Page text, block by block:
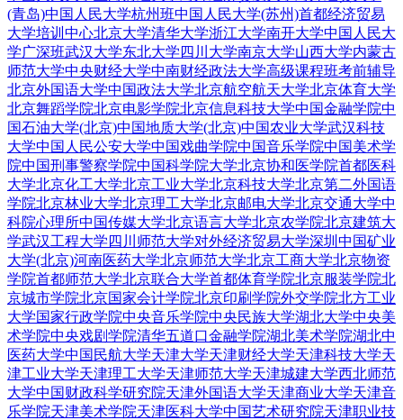
(青岛)中国人民大学杭州班中国人民大学(苏州)首都经济贸易
大学培训中心北京大学清华大学浙江大学南开大学中国人民大
学广深班武汉大学东北大学 四川大学南京大学山西大学内蒙古
师范大学中央财经大学中南财经政法大学高级课程班考前辅导
北京外国语大学中国政法大学北京航空航天大学北京体育大学
北京舞蹈学院北京电影学院北京信息科技大学中国金融学院中
国石油大学(北京)中国地质大学(北京)中国农业大学武汉科技
大学中国人民公安大学中国戏曲学院中国音乐学院中国美术学
院中国刑事警察学院中国科学院大学北京协和医学院首都医科
大学北京化工大学北京工业大学北京科技大学北京第二外国语
学院北京林业大学北京理工大学北京邮电大学北京交通大学中
科院心理所中国传媒大学北京语言大学北京农学院北京建筑大
学武汉工程大学 四川师范大学对外经济贸易大学深圳 中国矿业
大学(北京)河南医药大学北京师范大学北京工商大学北京物资
学院首都师范大学北京联合大学首都体育学院北京服装学院北
京城市学院北京国家会计学院北京印刷学院外交学院北方工业
大学国家行政学院中央音乐学院中央民族大学湖北大学中央美
术学院中央戏剧学院清华五道口金融学院湖北美术学院湖北中
医药大学中国民航大学天津大学天津财经大学天津科技大学天
津工业大学天津理工大学天津师范大学天津城建大学西北师范
大学中国财政科学研究院天津外国语大学天津商业大学天津音
乐学院天津美术学院天津医科大学中国艺术研究院天津职业技